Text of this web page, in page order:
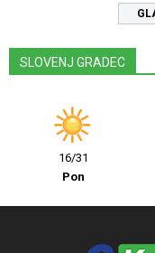
SLOVENJ GRADEC
16/31
Pon